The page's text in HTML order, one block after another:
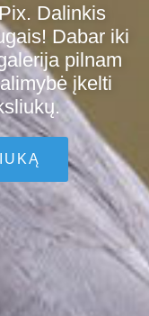
Dalinkis
Dabar iki
pilnam
įkelti